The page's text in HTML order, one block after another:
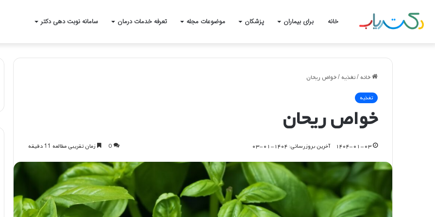
خانه برای بیماران پزشکان موضوعات مجله تعرفه خدمات درمان سامانه نوبت دهی دکتر
خانه /تغذیه /خواص ریحان
تغذیه
خواص ریحان
۱۴۰۴-۰۱-۰۳ آخرین بروزرسانی: ۱۴۰۴-۰۱-۰۳ 0 زمان تقریبی مطالعه 11 دقیقه